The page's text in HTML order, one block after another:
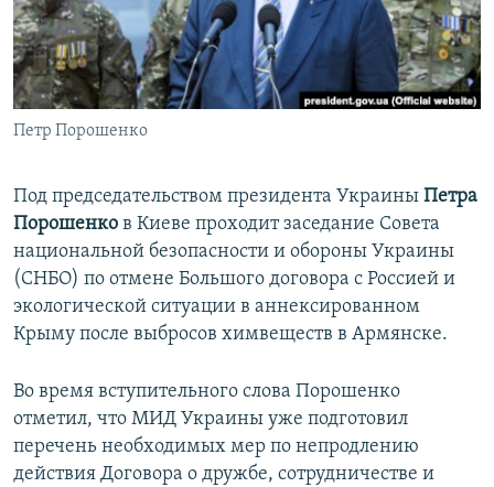
ПОБЕДИТЕЛЕЙ НЕ СУДЯТ?
КРЫМ.НЕПОКОРЕННЫЙ
ELIFBE
УКРАИНСКАЯ ПРОБЛЕМА КРЫМА
ПРИСОЕДИНЯЙТЕСЬ!
Петр Порошенко
Под председательством президента Украины Петра
Порошенко в Киеве проходит заседание Совета
национальной безопасности и обороны Украины
(СНБО) по отмене Большого договора с Россией и
экологической ситуации в аннексированном
Крыму после выбросов химвеществ в Армянске.
Во время вступительного слова Порошенко
отметил, что МИД Украины уже подготовил
перечень необходимых мер по непродлению
действия Договора о дружбе, сотрудничестве и